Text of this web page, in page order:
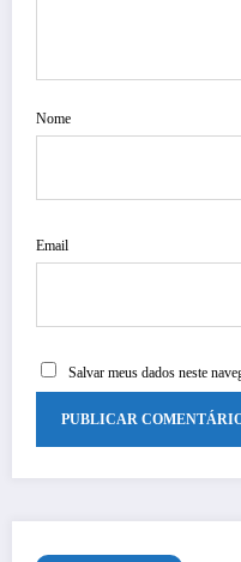
Nome
Email
Salvar meus dados neste